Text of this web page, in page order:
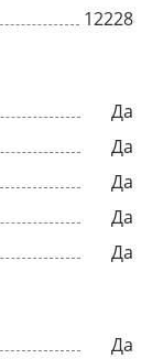
12228
Да
Да
Да
Да
Да
Да